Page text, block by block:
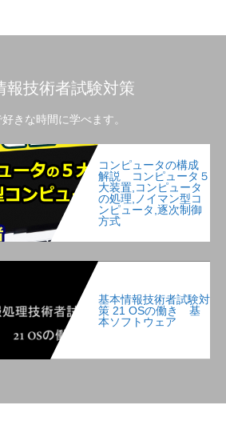
報技術者試験対策
きな時間に学べます。
コンピュータの構成
解説 コンピュータ５
大装置,コンピュータ
の処理,ノイマン型コ
ンピュータ,逐次制御
方式
基本情報技術者試験対
策 21 OSの働き 基
本ソフトウェア